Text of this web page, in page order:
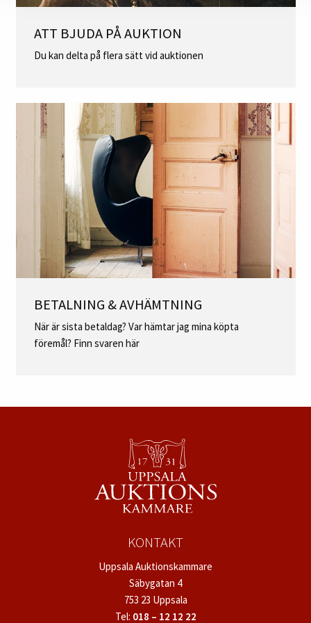
ATT BJUDA PÅ AUKTION
Du kan delta på flera sätt vid auktionen
BETALNING & AVHÄMTNING
När är sista betaldag? Var hämtar jag mina köpta
föremål? Finn svaren här
KONTAKT
Uppsala Auktionskammare
Säbygatan 4
753 23 Uppsala
Tel: 018 – 12 12 22